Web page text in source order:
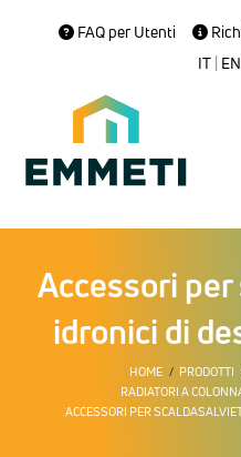
FAQ per Utenti
IT| EN
Accessori
idronici di
HOME PRODOTTI
RADIATORI A
ACCESSORI PER